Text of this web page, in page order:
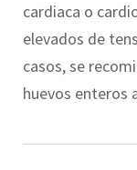
cardiaca o
elevados de
casos, se
huevos enteros